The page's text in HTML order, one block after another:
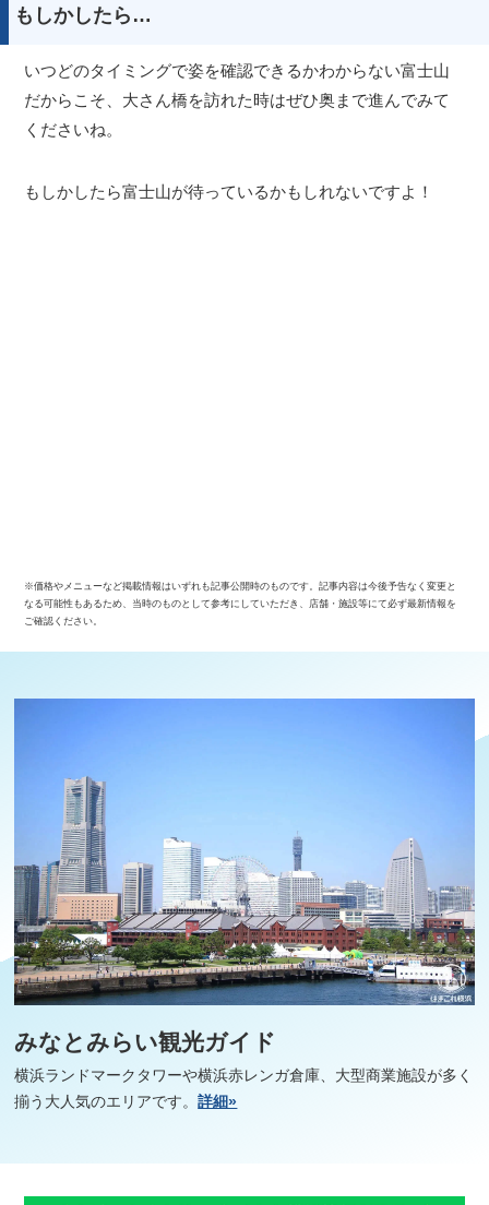
もしかしたら…
いつどのタイミングで姿を確認できるかわからない富士山
だからこそ、大さん橋を訪れた時はぜひ奥まで進んでみて
くださいね。
もしかしたら富士山が待っているかもしれないですよ！
※価格やメニューなど掲載情報はいずれも記事公開時のものです。記事内容は今後予告なく変更と
なる可能性もあるため、当時のものとして参考にしていただき、店舗・施設等にて必ず最新情報を
ご確認ください。
みなとみらい観光ガイド
横浜ランドマークタワーや横浜赤レンガ倉庫、大型商業施設が多く
揃う大人気のエリアです。詳細»